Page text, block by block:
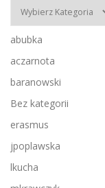
abubka
aczarnota
baranowski
Bez kategorii
erasmus
jpoplawska
lkucha